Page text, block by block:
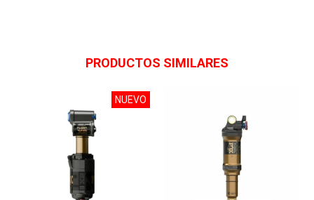
PRODUCTOS SIMILARES
NUEVO